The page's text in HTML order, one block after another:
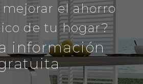
mejorar el ahorro
de tu hogar?
información